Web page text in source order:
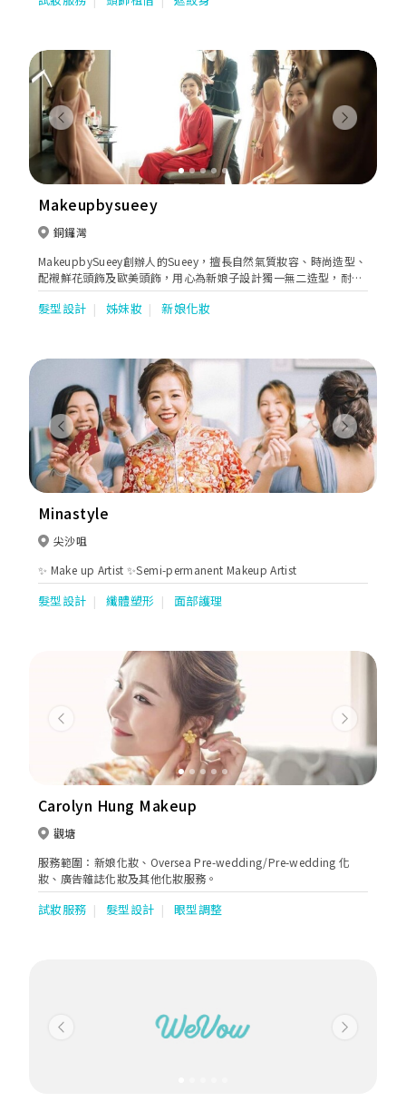
Previous Next
Makeupbysueey
銅鑼灣
MakeupbySueey創辦人的Sueey，擅長自然氣質妝容、時尚造型、
配襯鮮花頭飾及歐美頭飾，用心為新娘子設計獨一無二造型，耐心
聆聽個性多年來深受新娘喜愛，提供新娘化妝、姊妹團化妝&半永
久化妝等服務。
髮型設計 姊妹妝 新娘化妝
Previous Next
Minastyle
尖沙咀
✨ Make up Artist ✨Semi-permanent Makeup Artist
髮型設計 纖體塑形 面部護理
Previous Next
Carolyn Hung Makeup
觀塘
服務範圍：新娘化妝、Oversea Pre-wedding/Pre-wedding 化
妝、廣告雜誌化妝及其他化妝服務。
試妝服務 髮型設計 眼型調整
Previous Next